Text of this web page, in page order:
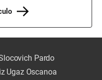
Pardo
Ugaz Oscanoa